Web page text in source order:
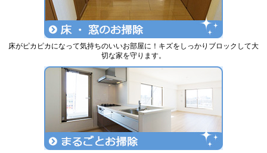
床がピカピカになって気持ちのいいお部屋に！キズをしっかりブロックして大
切な家を守ります。